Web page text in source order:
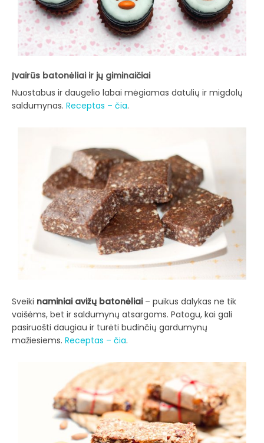
Įvairūs batonėliai ir jų giminaičiai
Nuostabus ir daugelio labai mėgiamas datulių ir migdolų
saldumynas. Receptas – čia.
Sveiki naminiai avižų batonėliai– puikus dalykas ne tik
vaišėms, bet ir saldumynų atsargoms. Patogu, kai gali
pasiruošti daugiau ir turėti budinčių gardumynų
mažiesiems. Receptas – čia.